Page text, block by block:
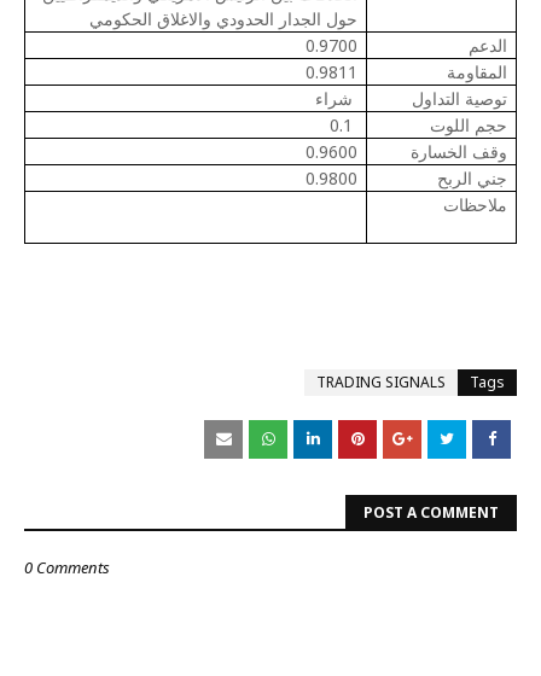
حول الجدار الحدودي والاغلاق الحكومي
الدعم
0.9700
المقاومة
0.9811
توصية التداول
شراء
حجم اللوت
0.1
وقف الخسارة
0.9600
جني الربح
0.9800
ملاحظات
Tags
TRADING SIGNALS
POST A COMMENT
0 Comments